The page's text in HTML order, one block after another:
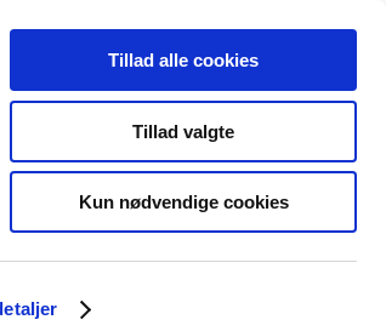
Tillad alle cookies
Tillad valgte
Kun nødvendige cookies